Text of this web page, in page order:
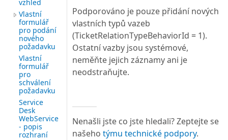
vzhled
Vlastní
formulář
pro podání
nového
požadavku
Vlastní
formulář
pro
schválení
požadavku
Service
Desk
WebService
- popis
rozhraní
Podporováno je pouze přidání nových
vlastních typů vazeb
(TicketRelationTypeBehaviorId = 1).
Ostatní vazby jsou systémové,
neměňte jejich záznamy ani je
neodstraňujte.
Nenašli jste co jste hledali? Zeptejte se
našeho týmu technické podpory.